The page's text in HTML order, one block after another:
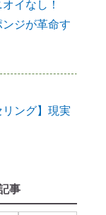
イなし！
ンジが革命す
リング】現実
き寄せたい
事